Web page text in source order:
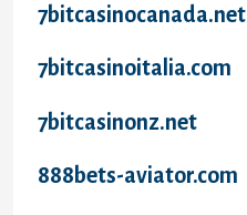
7bitcasinocanada.net
7bitcasinoitalia.com
7bitcasinonz.net
888bets-aviator.com